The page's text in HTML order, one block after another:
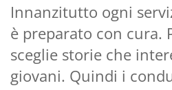
Innanzitutto ogni
è preparato con cura.
sceglie storie che
giovani. Quindi i